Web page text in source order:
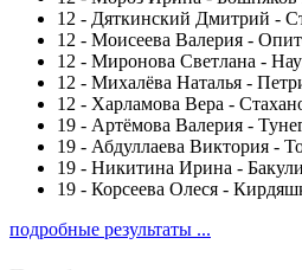
12 - Дяткинский Дмитрий -
12 - Моисеева Валерия -
12 - Миронова Светлана -
12 - Михалёва Наталья -
12 - Харламова Вера -
19 - Артëмова Валерия -
19 - Абдуллаева Виктория -
19 - Никитина Ирина -
19 - Корсеева Олеся -
подробные результаты ...